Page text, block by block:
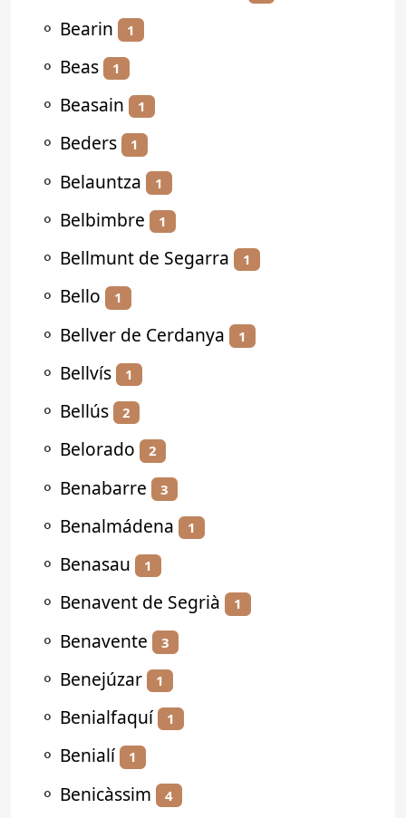
⚬ Bearin 1
⚬ Beas 1
⚬ Beasain 1
⚬ Beders 1
⚬ Belauntza 1
⚬ Belbimbre 1
⚬ Bellmunt de Segarra 1
⚬ Bello 1
⚬ Bellver de Cerdanya 1
⚬ Bellvís 1
⚬ Bellús 2
⚬ Belorado 2
⚬ Benabarre 3
⚬ Benalmádena 1
⚬ Benasau 1
⚬ Benavent de Segrià 1
⚬ Benavente 3
⚬ Benejúzar 1
⚬ Benialfaquí 1
⚬ Benialí 1
⚬ Benicàssim 4